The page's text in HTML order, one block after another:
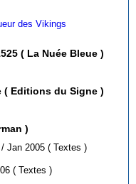
des Vikings
La Guerre des Rustauds - Alsace 1525 ( La Nuée Bleue )
( Editions du Signe )
)
• Tome 1 : Les Naufragés de la Miranda / Jan 2005 ( Textes )
• Tome 2 : Capturez la Danaë ! / Aou 2006 ( Textes )